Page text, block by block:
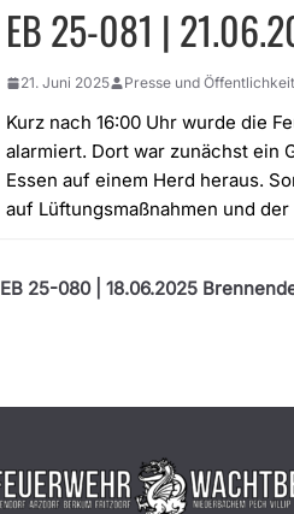
EB 25-081 |
21. Juni 2025 Presse und
Kurz nach 16:00 Uhr wurde die
alarmiert. Dort war zunächst ein
Essen auf einem Herd heraus.
auf Lüftungsmaßnahmen und
EB 25-080 | 18.06.2025